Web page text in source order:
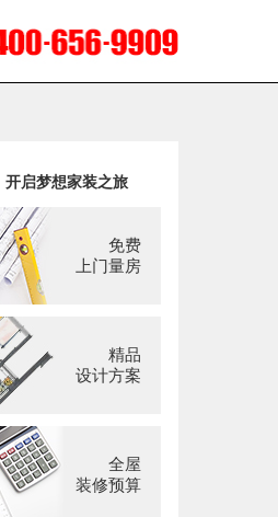
开启梦想家装之旅
免费
上门量房
精品
设计方案
全屋
装修预算